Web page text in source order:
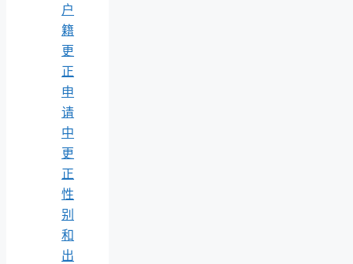
户
籍
更
正
申
请
中
更
正
性
别
和
出